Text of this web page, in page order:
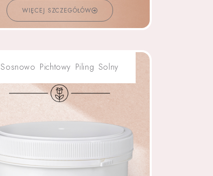
WIĘCEJ SZCZEGÓŁÓW
Sosnowo Pichtowy Piling Solny